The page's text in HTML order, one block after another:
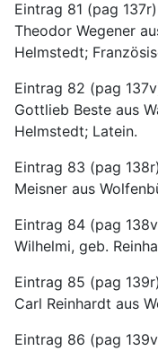
Eintrag 81 (pag
Theodor Wegener
Helmstedt;
Eintrag 82 (pag
Gottlieb Beste aus
Helmstedt; Latein.
Eintrag 83 (pag
Meisner aus
Eintrag 84 (pag
Wilhelmi, geb.
Eintrag 85 (pag
Carl Reinhardt aus
Eintrag 86 (pag